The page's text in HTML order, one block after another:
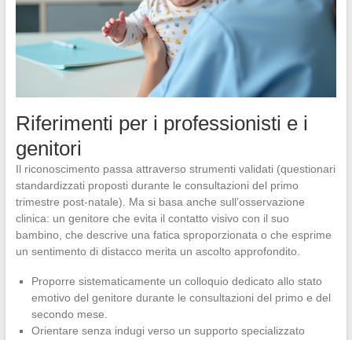
Riferimenti per i professionisti e i
genitori
Il riconoscimento passa attraverso strumenti validati (questionari
standardizzati proposti durante le consultazioni del primo
trimestre post-natale). Ma si basa anche sull’osservazione
clinica: un genitore che evita il contatto visivo con il suo
bambino, che descrive una fatica sproporzionata o che esprime
un sentimento di distacco merita un ascolto approfondito.
Proporre sistematicamente un colloquio dedicato allo stato
emotivo del genitore durante le consultazioni del primo e del
secondo mese.
Orientare senza indugi verso un supporto specializzato